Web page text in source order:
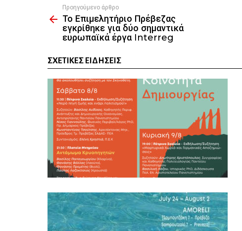
more
Προηγούμενο άρθρο
Το Επιμελητήριο Πρέβεζας
εγκρίθηκε για δύο σημαντικά
ευρωπαϊκά έργα Interreg
ΣΧΕΤΙΚΈΣ ΕΙΔΉΣΕΙΣ